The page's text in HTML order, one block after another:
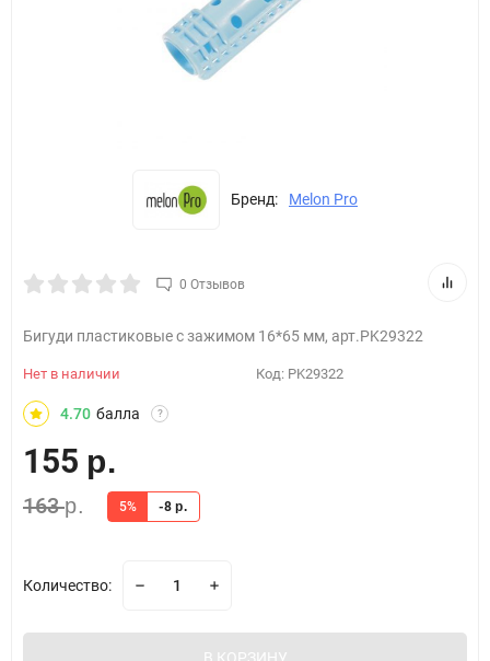
Бренд: Melon Pro
0 Отзывов
Бигуди пластиковые с зажимом 16*65 мм, арт.PK29322
Нет в наличии Код: PK29322
4.70 балла ?
155 р.
163р. 5% -8 р.
Количество:
В КОРЗИНУ